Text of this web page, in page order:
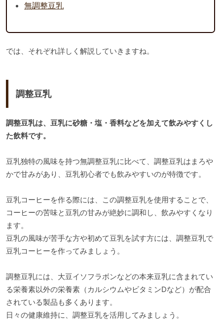
無調整豆乳
では、それぞれ詳しく解説していきますね。
調整豆乳
調整豆乳は、豆乳に砂糖・塩・香料などを加えて飲みやすくし
た飲料です。
豆乳独特の風味を持つ無調整豆乳に比べて、調整豆乳はまろや
かで甘みがあり、豆乳初心者でも飲みやすいのが特徴です。
豆乳コーヒーを作る際には、この調整豆乳を使用することで、
コーヒーの苦味と豆乳の甘みが絶妙に調和し、飲みやすくなり
ます。
豆乳の風味が苦手な方や初めて豆乳を試す方には、調整豆乳で
豆乳コーヒーを作ってみましょう。
調整豆乳には、大豆イソフラボンなどの本来豆乳に含まれてい
る栄養素以外の栄養素（カルシウムやビタミンDなど）が配合
されている製品も多くあります。
日々の健康維持に、調整豆乳を活用してみましょう。